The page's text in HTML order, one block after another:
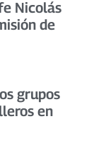
Nicolás
de
grupos
en